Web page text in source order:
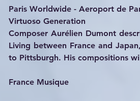
Paris Worldwide - Aeroport de
Virtuoso Generation
Composer Aurélien Dumont
Living between France and
to Pittsburgh. His compositions
France Musique